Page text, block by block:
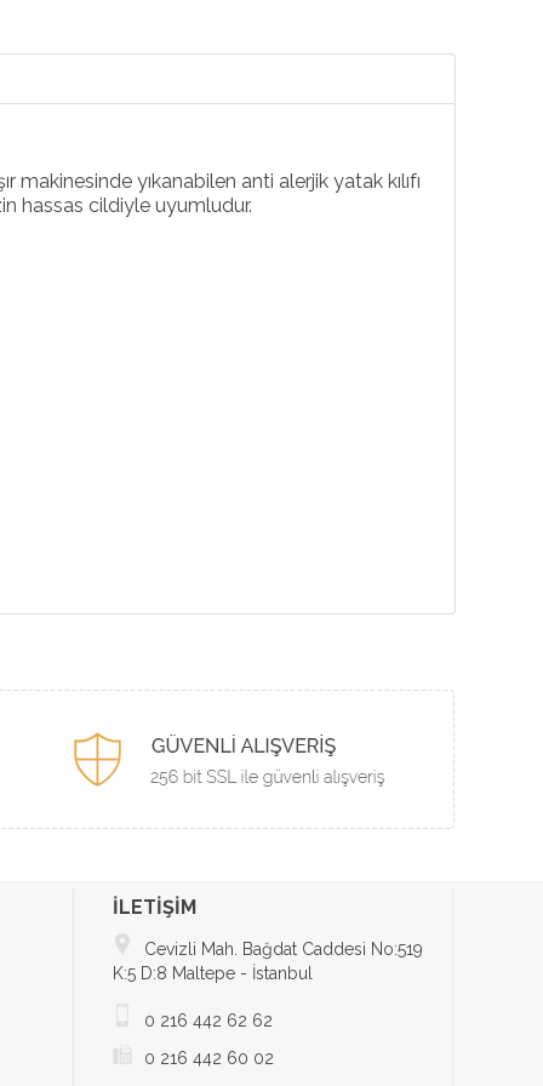
yıkanabilen anti alerjik yatak kılıfı
hassas cildiyle uyumludur.
İLETİŞİM
Cevizli Mah. Bağdat Caddesi No:519
K:5 D:8 Maltepe - İstanbul
0 216 442 62 62
0 216 442 60 02